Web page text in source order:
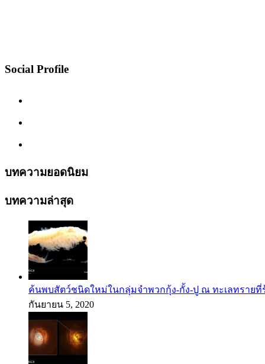
Social Profile
บทความยอดนิยม
บทความล่าสุด
ค้นพบสัตว์ชนิดใหม่ในกลุ่มจำพวกกุ้ง-กั้ง-ปู ณ ทะเลทราย
กันยายน 5, 2020